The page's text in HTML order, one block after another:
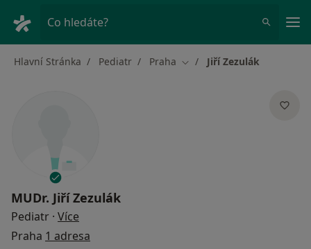
Co hledáte?
Hlavní Stránka Pediatr Praha Změna města
Jiří Zezulák
MUDr. Jiří Zezulák
Pediatr · Více
Praha 1 adresa